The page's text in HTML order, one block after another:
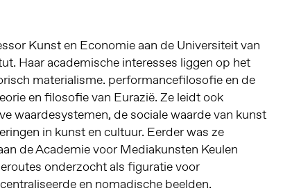
Kunst en Economie aan de Universiteit van
Haar academische interesses liggen op het
materialisme. performancefilosofie en de
en filosofie van Eurazië. Ze leidt ook
waardesystemen, de sociale waarde van kunst
in kunst en cultuur. Eerder was ze
de Academie voor Mediakunsten Keulen
onderzocht als figuratie voor
en nomadische beelden.